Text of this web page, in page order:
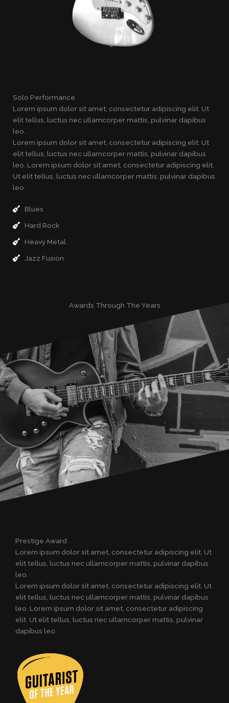
Solo Performance
Lorem ipsum dolor sit amet, consectetur adipiscing elit. Ut
elit tellus, luctus nec ullamcorper mattis, pulvinar dapibus
leo.
Lorem ipsum dolor sit amet, consectetur adipiscing elit. Ut
elit tellus, luctus nec ullamcorper mattis, pulvinar dapibus
leo. Lorem ipsum dolor sit amet, consectetur adipiscing elit.
Ut elit tellus, luctus nec ullamcorper mattis, pulvinar dapibus
leo.
Blues
Hard Rock
Heavy Metal
Jazz Fusion
Awards Through The Years
Prestige Award
Lorem ipsum dolor sit amet, consectetur adipiscing elit. Ut
elit tellus, luctus nec ullamcorper mattis, pulvinar dapibus
leo.
Lorem ipsum dolor sit amet, consectetur adipiscing elit. Ut
elit tellus, luctus nec ullamcorper mattis, pulvinar dapibus
leo. Lorem ipsum dolor sit amet, consectetur adipiscing
elit. Ut elit tellus, luctus nec ullamcorper mattis, pulvinar
dapibus leo.